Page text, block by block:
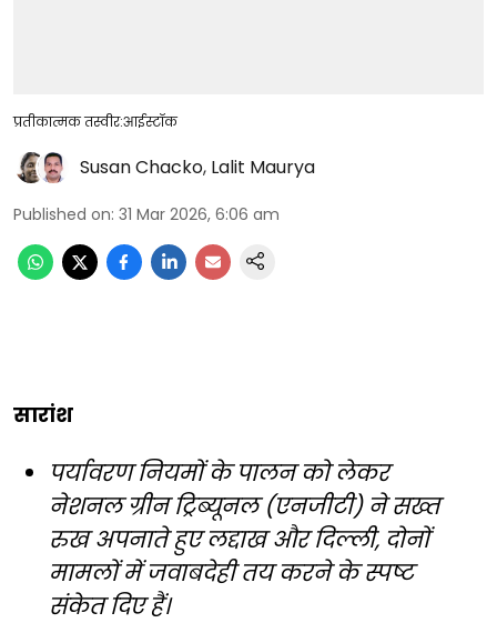
प्रतीकात्मक तस्वीर:आईस्टॉक
Susan Chacko, Lalit Maurya
Published on: 31 Mar 2026, 6:06 am
सारांश
पर्यावरण नियमों के पालन को लेकर
नेशनल ग्रीन ट्रिब्यूनल (एनजीटी) ने सख्त
रुख अपनाते हुए लद्दाख और दिल्ली, दोनों
मामलों में जवाबदेही तय करने के स्पष्ट
संकेत दिए हैं।